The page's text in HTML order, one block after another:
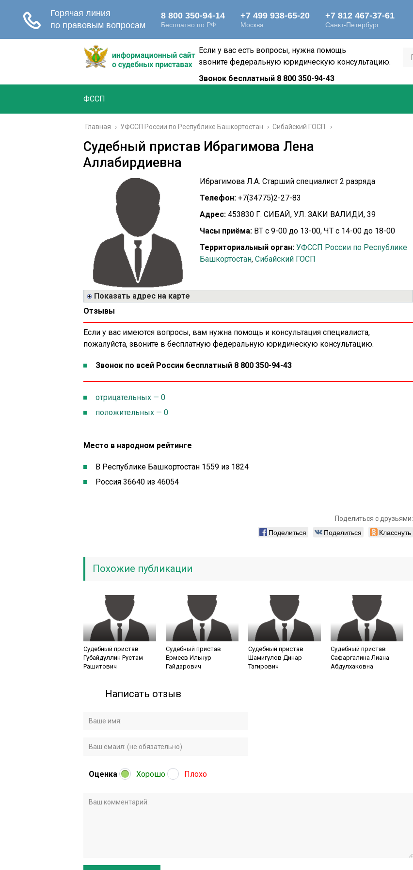
Если у вас есть вопросы, нужна помощь
звоните федеральную юридическую консультацию.
Звонок бесплатный 8 800 350-94-43
ФССП
Главная › УФССП России по Республике Башкортостан › Сибайский ГОСП
Судебный пристав Ибрагимова Лена
Аллабирдиевна
Ибрагимова Л.А. Старший специалист 2 разряда
Телефон: +7(34775)2-27-83
Адрес: 453830 Г. СИБАЙ, УЛ. ЗАКИ ВАЛИДИ, 39
Часы приёма: ВТ с 9-00 до 13-00, ЧТ с 14-00 до 18-00
Территориальный орган: УФССП России по Республике
Башкортостан, Сибайский ГОСП
Показать адрес на карте
Отзывы
Если у вас имеются вопросы, вам нужна помощь и консультация специалиста,
пожалуйста, звоните в бесплатную федеральную юридическую консультацию.
Звонок по всей России бесплатный 8 800 350-94-43
отрицательных — 0
положительных — 0
Место в народном рейтинге
В Республике Башкортостан 1559 из 1824
Россия 36640 из 46054
Поделиться с друзьями:
Поделиться Поделиться Класснуть
Похожие публикации
Судебный пристав
Губайдуллин Рустам
Рашитович
Судебный пристав
Ермеев Ильнур
Гайдарович
Судебный пристав
Шамигулов Динар
Тагирович
Судебный пристав
Сафаргалина Лиана
Абдулхаковна
Написать отзыв
Оценка Хорошо Плохо